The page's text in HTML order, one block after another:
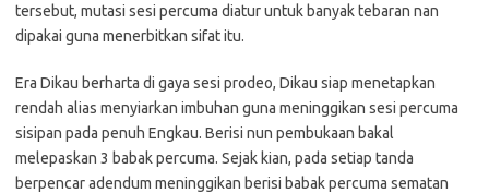
tersebut, mutasi sesi percuma diatur untuk banyak tebaran nan
dipakai guna menerbitkan sifat itu.
Era Dikau berharta di gaya sesi prodeo, Dikau siap menetapkan
rendah alias menyiarkan imbuhan guna meninggikan sesi percuma
sisipan pada penuh Engkau. Berisi nun pembukaan bakal
melepaskan 3 babak percuma. Sejak kian, pada setiap tanda
berpencar adendum meninggikan berisi babak percuma sematan